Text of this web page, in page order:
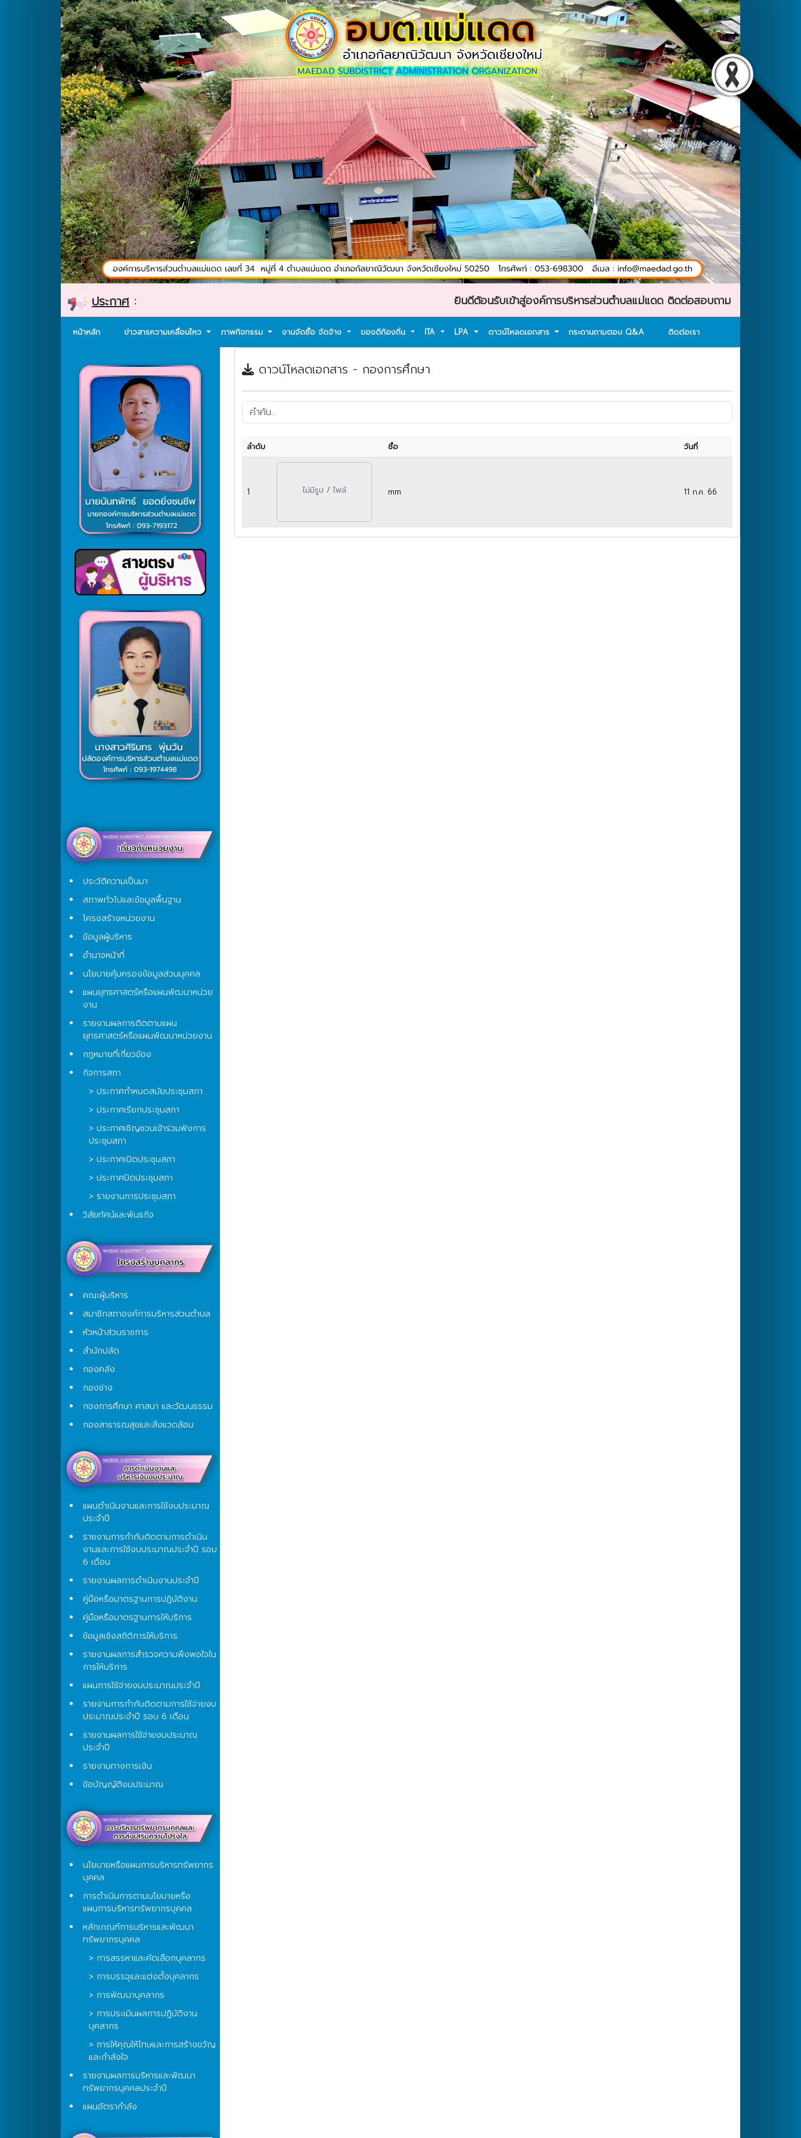
ประกาศ : ยินดีต้อนรับเข้าสู่องค์การบริหารส่วนตำบลแม่แดด ติดต่อสอบถาม : โทรศัพท์ : 053-
หน้าหลัก ข่าวสารความเคลื่อนไหว ภาพกิจกรรม งานจัดซื้อ จัดจ้าง ของดีท้องถิ่น ITA LPA ดาวน์โหลดเอกสาร กระดานถามตอบ Q&A ติดต่อเรา
ประวัติความเป็นมา
สภาพทั่วไปและข้อมูลพื้นฐาน
โครงสร้างหน่วยงาน
ข้อมูลผู้บริหาร
อำนาจหน้าที่
นโยบายคุ้มครองข้อมูลส่วนบุคคล
แผนยุทธศาสตร์หรือแผนพัฒนาหน่วย
งาน
รายงานผลการติดตามแผน
ยุทธศาสตร์หรือแผนพัฒนาหน่วยงาน
กฎหมายที่เกี่ยวข้อง
กิจการสภา
> ประกาศกำหนดสมัยประชุมสภา
> ประกาศเรียกประชุมสภา
> ประกาศเชิญชวนเข้าร่วมฟังการ
ประชุมสภา
> ประกาศเปิดประชุมสภา
> ประกาศปิดประชุมสภา
> รายงานการประชุมสภา
วิสัยทัศน์และพันธกิจ
คณะผู้บริหาร
สมาชิกสภาองค์การบริหารส่วนตำบล
หัวหน้าส่วนราชการ
สำนักปลัด
กองคลัง
กองช่าง
กองการศึกษา ศาสนา และวัฒนธรรม
กองสาธารณสุขและสิ่งแวดล้อม
แผนดำเนินงานและการใช้งบประมาณ
ประจำปี
รายงานการกำกับติดตามการดำเนิน
งานและการใช้งบประมาณประจำปี รอบ
6 เดือน
รายงานผลการดำเนินงานประจำปี
คู่มือหรือมาตรฐานการปฏิบัติงาน
คู่มือหรือมาตรฐานการให้บริการ
ข้อมูลเชิงสถิติการให้บริการ
รายงานผลการสำรวจความพึงพอใจใน
การให้บริการ
แผนการใช้จ่ายงบประมาณประจำปี
รายงานการกำกับติดตามการใช้จ่ายงบ
ประมาณประจำปี รอบ 6 เดือน
รายงานผลการใช้จ่ายงบประมาณ
ประจำปี
รายงานทางการเงิน
ข้อบัญญัติงบประมาณ
นโยบายหรือแผนการบริหารทรัพยากร
บุคคล
การดำเนินการตามนโยบายหรือ
แผนการบริหารทรัพยากรบุคคล
หลักเกณฑ์การบริหารและพัฒนา
ทรัพยากรบุคคล
> การสรรหาและคัดเลือกบุคลากร
> การบรรจุและแต่งตั้งบุคลากร
> การพัฒนาบุคลากร
> การประเมินผลการปฏิบัติงาน
บุคลากร
> การให้คุณให้โทษและการสร้างขวัญ
และกำลังใจ
รายงานผลการบริหารและพัฒนา
ทรัพยากรบุคคลประจำปี
แผนอัตรากำลัง
ดาวน์โหลดเอกสาร - กองการศึกษา
ลำดับ ชื่อ วันที่
1 ไม่มีรูป / ไฟล์ mm 11 ก.ค. 66